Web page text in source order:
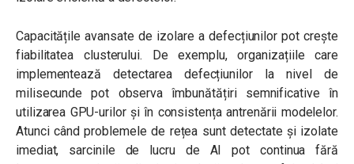
Capacitățile avansate de izolare a defecțiunilor pot crește
fiabilitatea clusterului. De exemplu, organizațiile care
implementează detectarea defecțiunilor la nivel de
milisecunde pot observa îmbunătățiri semnificative în
utilizarea GPU-urilor și în consistența antrenării modelelor.
Atunci când problemele de rețea sunt detectate și izolate
imediat, sarcinile de lucru de AI pot continua fără